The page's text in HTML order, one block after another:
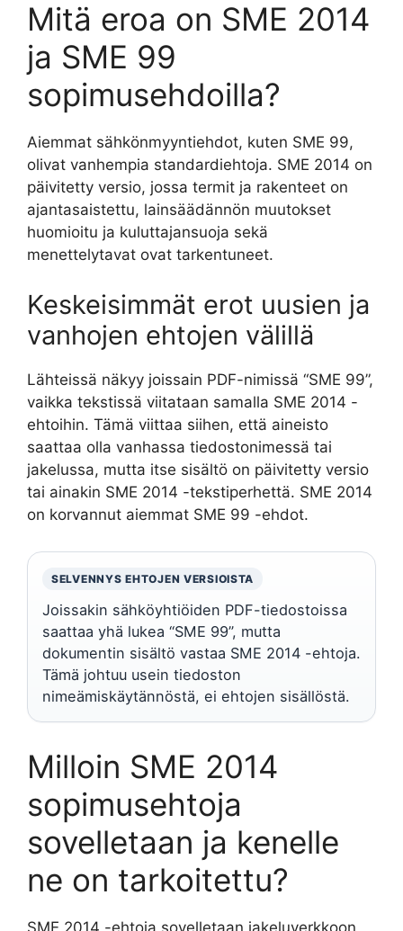
Mitä eroa on SME 2014
ja SME 99
sopimusehdoilla?
Aiemmat sähkönmyyntiehdot, kuten SME 99,
olivat vanhempia standardiehtoja. SME 2014 on
päivitetty versio, jossa termit ja rakenteet on
ajantasaistettu, lainsäädännön muutokset
huomioitu ja kuluttajansuoja sekä
menettelytavat ovat tarkentuneet.
Keskeisimmät erot uusien ja
vanhojen ehtojen välillä
Lähteissä näkyy joissain PDF-nimissä “SME 99”,
vaikka tekstissä viitataan samalla SME 2014 -
ehtoihin. Tämä viittaa siihen, että aineisto
saattaa olla vanhassa tiedostonimessä tai
jakelussa, mutta itse sisältö on päivitetty versio
tai ainakin SME 2014 -tekstiperhettä. SME 2014
on korvannut aiemmat SME 99 -ehdot.
SELVENNYS EHTOJEN VERSIOISTA
Joissakin sähköyhtiöiden PDF-tiedostoissa
saattaa yhä lukea “SME 99”, mutta
dokumentin sisältö vastaa SME 2014 -ehtoja.
Tämä johtuu usein tiedoston
nimeämiskäytännöstä, ei ehtojen sisällöstä.
Milloin SME 2014
sopimusehtoja
sovelletaan ja kenelle
ne on tarkoitettu?
SME 2014 -ehtoja sovelletaan jakeluverkkoon